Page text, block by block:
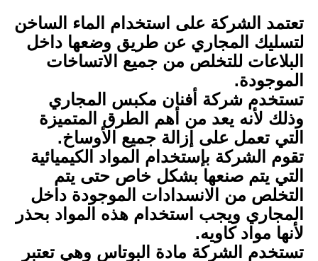
تعتمد الشركة على استخدام الماء الساخن
لتسليك المجاري عن طريق وضعها داخل
البلاعات للتخلص من جميع الاتساخات
الموجودة.
تستخدم شركة أفنان مكبس المجاري
وذلك لأنه يعد من أهم الطرق المتميزة
التي تعمل على إزالة جميع الأوساخ.
تقوم الشركة بإستخدام المواد الكيميائية
التي يتم صنعها بشكل خاص حتى يتم
التخلص من الانسدادات الموجودة داخل
المجاري ويجب استخدام هذه المواد بحذر
لأنها مواد كاويه.
تستخدم الشركة مادة البوتاس وهي تعتبر